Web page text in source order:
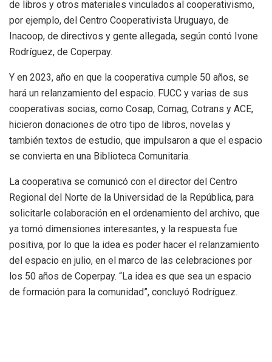
de libros y otros materiales vinculados al cooperativismo,
por ejemplo, del Centro Cooperativista Uruguayo, de
Inacoop, de directivos y gente allegada, según contó Ivone
Rodríguez, de Coperpay.
Y en 2023, año en que la cooperativa cumple 50 años, se
hará un relanzamiento del espacio. FUCC y varias de sus
cooperativas socias, como Cosap, Comag, Cotrans y ACE,
hicieron donaciones de otro tipo de libros, novelas y
también textos de estudio, que impulsaron a que el espacio
se convierta en una Biblioteca Comunitaria.
La cooperativa se comunicó con el director del Centro
Regional del Norte de la Universidad de la República, para
solicitarle colaboración en el ordenamiento del archivo, que
ya tomó dimensiones interesantes, y la respuesta fue
positiva, por lo que la idea es poder hacer el relanzamiento
del espacio en julio, en el marco de las celebraciones por
los 50 años de Coperpay. “La idea es que sea un espacio
de formación para la comunidad”, concluyó Rodríguez.